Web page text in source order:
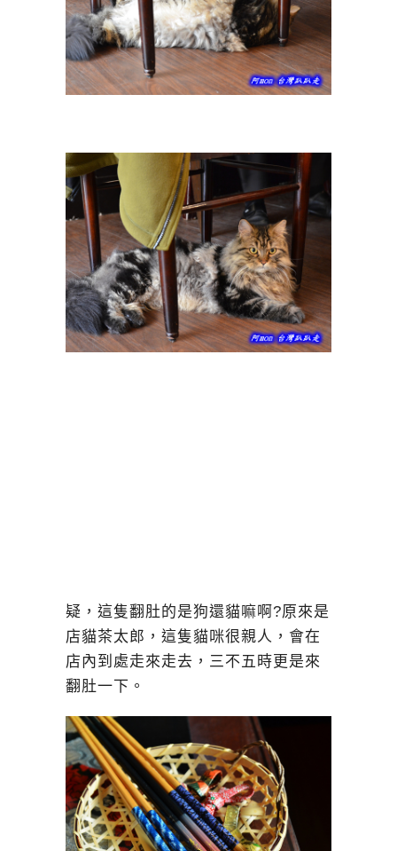
疑，這隻翻肚的是狗還貓嘛啊?原來是
店貓茶太郎，這隻貓咪很親人，會在
店內到處走來走去，三不五時更是來
翻肚一下。